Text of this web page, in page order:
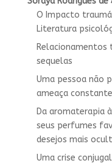
O Impacto
Literatura
sequelas
Uma pessoa não
ameaça
Da aromaterapia
seus perfumes
desejos mais
Uma crise